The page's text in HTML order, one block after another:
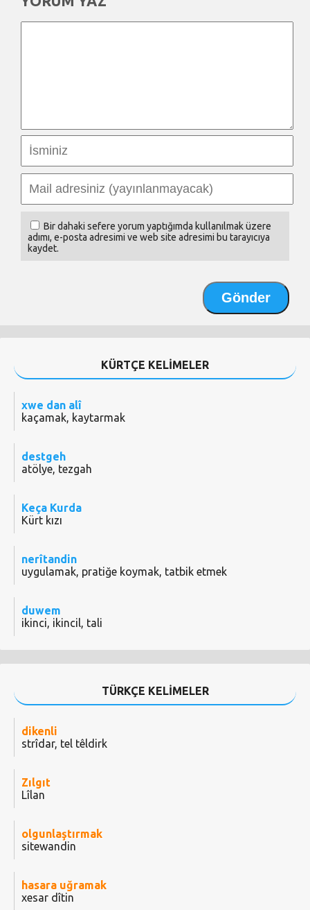
Bir dahaki sefere yorum yaptığımda kullanılmak üzere
adımı, e-posta adresimi ve web site adresimi bu tarayıcıya
kaydet.
KÜRTÇE KELİMELER
xwe dan alî
kaçamak, kaytarmak
destgeh
atölye, tezgah
Keça Kurda
Kürt kızı
nerîtandin
uygulamak, pratiğe koymak, tatbik etmek
duwem
ikinci, ikincil, tali
TÜRKÇE KELİMELER
dikenli
strîdar, tel têldirk
Zılgıt
Lîlan
olgunlaştırmak
sitewandin
hasara uğramak
xesar dîtin